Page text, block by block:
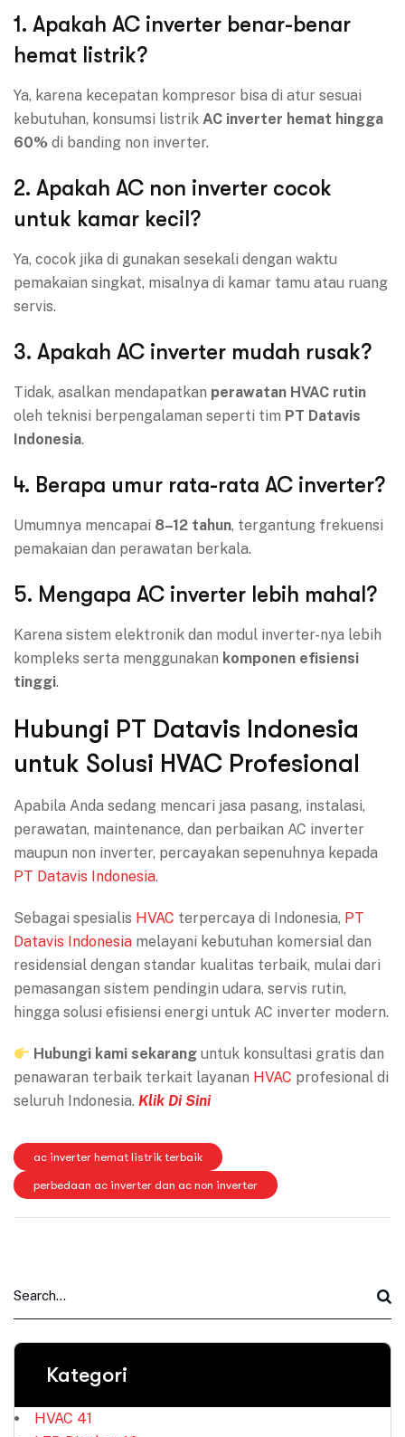
1. Apakah AC inverter benar-benar
hemat listrik?
Ya, karena kecepatan kompresor bisa di atur sesuai
kebutuhan, konsumsi listrik AC inverter hemat hingga
60% di banding non inverter.
2. Apakah AC non inverter cocok
untuk kamar kecil?
Ya, cocok jika di gunakan sesekali dengan waktu
pemakaian singkat, misalnya di kamar tamu atau ruang
servis.
3. Apakah AC inverter mudah rusak?
Tidak, asalkan mendapatkan perawatan HVAC rutin
oleh teknisi berpengalaman seperti tim PT Datavis
Indonesia.
4. Berapa umur rata-rata AC inverter?
Umumnya mencapai 8–12 tahun, tergantung frekuensi
pemakaian dan perawatan berkala.
5. Mengapa AC inverter lebih mahal?
Karena sistem elektronik dan modul inverter-nya lebih
kompleks serta menggunakan komponen efisiensi
tinggi.
Hubungi PT Datavis Indonesia
untuk Solusi HVAC Profesional
Apabila Anda sedang mencari jasa pasang, instalasi,
perawatan, maintenance, dan perbaikan AC inverter
maupun non inverter, percayakan sepenuhnya kepada
PT Datavis Indonesia.
Sebagai spesialis HVAC terpercaya di Indonesia, PT
Datavis Indonesia melayani kebutuhan komersial dan
residensial dengan standar kualitas terbaik, mulai dari
pemasangan sistem pendingin udara, servis rutin,
hingga solusi efisiensi energi untuk AC inverter modern.
Hubungi kami sekarang untuk konsultasi gratis dan
penawaran terbaik terkait layanan HVAC profesional di
seluruh Indonesia. Klik Di Sini
ac inverter hemat listrik terbaik
perbedaan ac inverter dan ac non inverter
Kategori
HVAC 41